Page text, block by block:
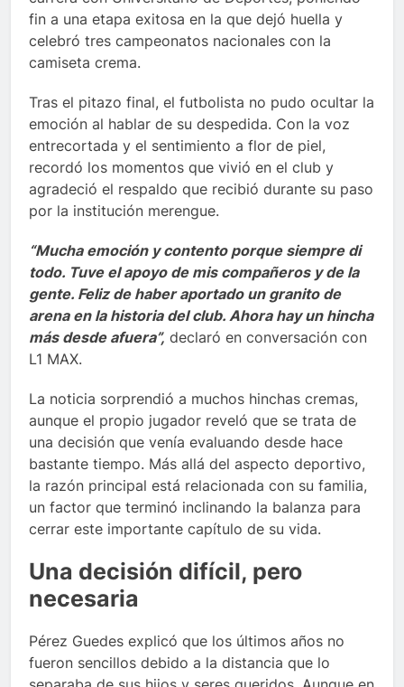
fin a una etapa exitosa en la que dejó huella y
celebró tres campeonatos nacionales con la
camiseta crema.
Tras el pitazo final, el futbolista no pudo ocultar la
emoción al hablar de su despedida. Con la voz
entrecortada y el sentimiento a flor de piel,
recordó los momentos que vivió en el club y
agradeció el respaldo que recibió durante su paso
por la institución merengue.
“Mucha emoción y contento porque siempre di
todo. Tuve el apoyo de mis compañeros y de la
gente. Feliz de haber aportado un granito de
arena en la historia del club. Ahora hay un hincha
más desde afuera”, declaró en conversación con
L1 MAX.
La noticia sorprendió a muchos hinchas cremas,
aunque el propio jugador reveló que se trata de
una decisión que venía evaluando desde hace
bastante tiempo. Más allá del aspecto deportivo,
la razón principal está relacionada con su familia,
un factor que terminó inclinando la balanza para
cerrar este importante capítulo de su vida.
Una decisión difícil, pero
necesaria
Pérez Guedes explicó que los últimos años no
fueron sencillos debido a la distancia que lo